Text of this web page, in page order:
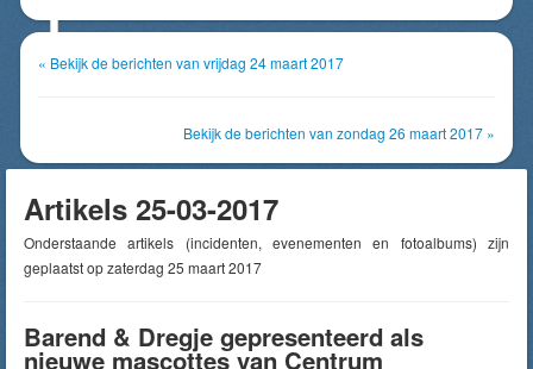
« Bekijk de berichten van vrijdag 24 maart 2017
Bekijk de berichten van zondag 26 maart 2017 »
Artikels 25-03-2017
Onderstaande artikels (incidenten, evenementen en fotoalbums) zijn
geplaatst op zaterdag 25 maart 2017
Barend & Dregje gepresenteerd als
nieuwe mascottes van Centrum